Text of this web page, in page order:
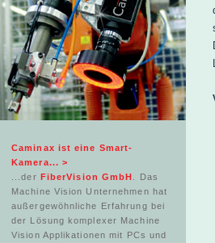
Caminax ist eine Smart-
Kamera... >
...der FiberVision GmbH
. Das
Machine Vision Unternehmen hat
außergewöhnliche Erfahrung bei
der Lösung komplexer Machine
Vision Applikationen mit PCs und